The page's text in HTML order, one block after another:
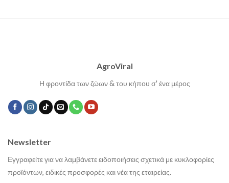
AgroViral
Η φροντίδα των ζώων & του κήπου σ' ένα μέρος
Newsletter
Εγγραφείτε για να λαμβάνετε ειδοποιήσεις σχετικά με κυκλοφορίες
προϊόντων, ειδικές προσφορές και νέα της εταιρείας.